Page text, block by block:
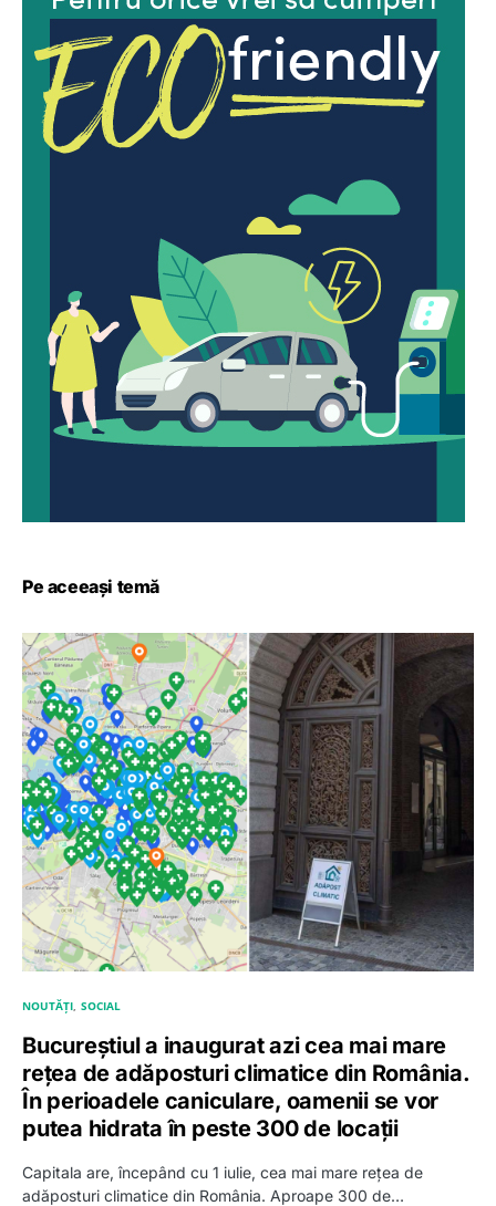
Pe aceeași temă
NOUTĂȚI SOCIAL
Bucureștiul a inaugurat azi cea mai mare
rețea de adăposturi climatice din România.
În perioadele caniculare, oamenii se vor
putea hidrata în peste 300 de locații
Capitala are, începând cu 1 iulie, cea mai mare rețea de
adăposturi climatice din România. Aproape 300 de…